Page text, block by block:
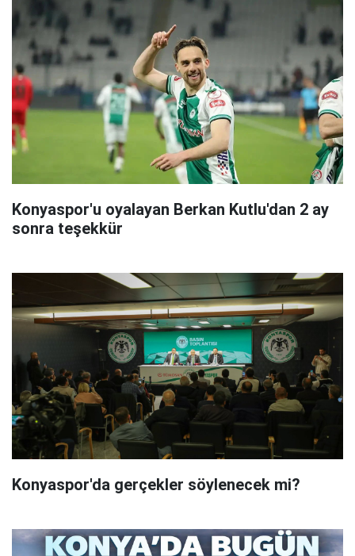
Konyaspor'u oyalayan Berkan Kutlu'dan 2 ay
sonra teşekkür
Konyaspor'da gerçekler söylenecek mi?